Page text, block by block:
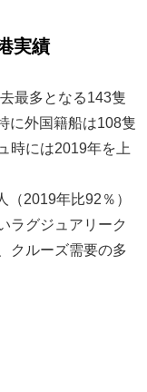
実績
最多となる143隻
に外国籍船は108隻
時には2019年を上
（2019年比92％）
ラグジュアリーク
クルーズ需要の多